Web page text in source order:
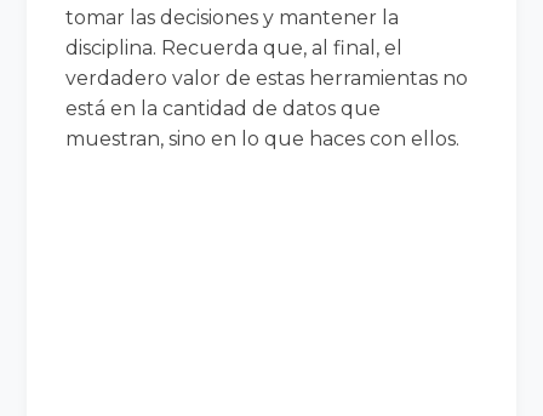
tomar las decisiones y mantener la
disciplina. Recuerda que, al final, el
verdadero valor de estas herramientas no
está en la cantidad de datos que
muestran, sino en lo que haces con ellos.